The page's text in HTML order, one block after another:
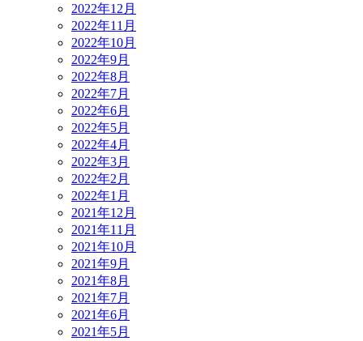
2022年12月
2022年11月
2022年10月
2022年9月
2022年8月
2022年7月
2022年6月
2022年5月
2022年4月
2022年3月
2022年2月
2022年1月
2021年12月
2021年11月
2021年10月
2021年9月
2021年8月
2021年7月
2021年6月
2021年5月